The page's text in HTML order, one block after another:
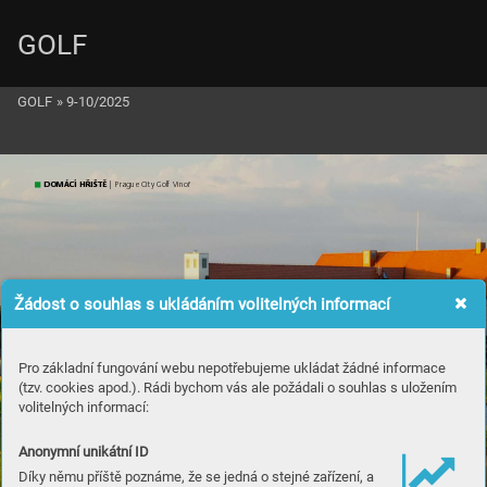
Žádost o souhlas s ukládáním volitelných informací
Pro základní fungování webu nepotřebujeme ukládat žádné informace
(tzv. cookies apod.). Rádi bychom vás ale požádali o souhlas s uložením
volitelných informací:
Anonymní unikátní ID
Díky němu příště poznáme, že se jedná o stejné zařízení, a
DOMÁCÍ HŘIŠTĚ | Prague City Golf Vinoř
GOLF
GOLF » 9-10/2025